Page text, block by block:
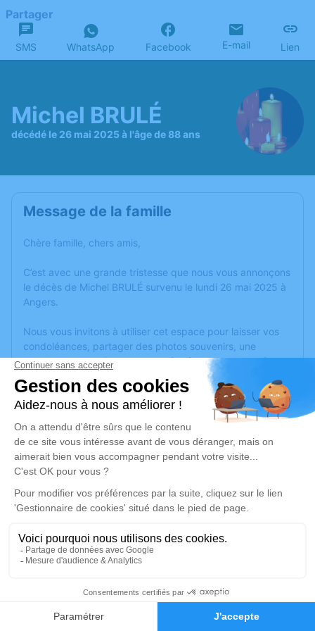
Faire-part Hommages
Partager
SMS WhatsApp Facebook E-mail Lien
Michel BRULÉ
décédé le 26 mai 2025 à l'âge de 88 ans
Message de la famille
Chère famille, chers amis,
C’est avec une grande tristesse que nous vous annonçons
le décès de Michel BRULÉ survenu le lundi 26 mai 2025 à
Angers.
Nous vous invitons à utiliser cet espace pour laisser vos
condoléances, partager des photos souvenirs, une
anecdote ou exprimer vos pensées à travers des poèmes
ou des textes. Cet endroit est un lieu d'expression dédié à
honorer la mémoire de Michel BRULÉ.
Un service de plantation d’arbre hommage estdisponible
samedi 31 mai 2025 à 10h30
Église Saint Sylvain d'Anjou de Verrières-en-
Anjou
49480 Verrières-en-Anjou